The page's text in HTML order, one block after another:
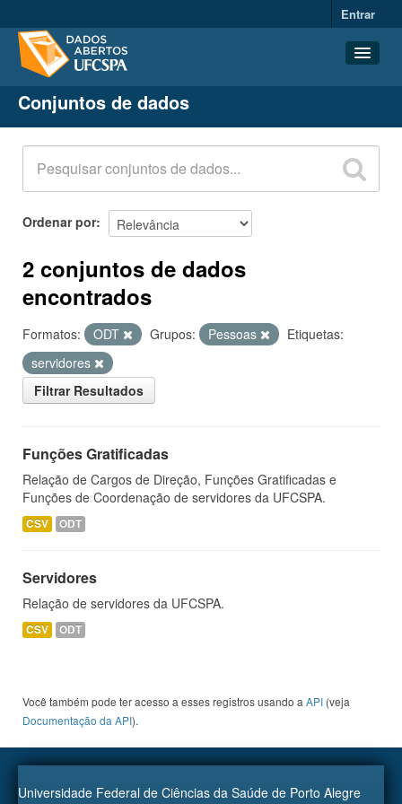
Entrar
Conjuntos de dados
Organizações
Grupos
Sobre
Conjuntos de dados
Ordenar por
2 conjuntos de dados
encontrados
Formatos: ODT Grupos: Pessoas
Etiquetas:
servidores
Filtrar Resultados
Funções Gratificadas
Relação de Cargos de Direção, Funções Gratificadas e
Funções de Coordenação de servidores da UFCSPA.
CSV ODT
Servidores
Relação de servidores da UFCSPA.
CSV ODT
Você também pode ter acesso a esses registros usando a API (veja
Documentação da API).
Universidade Federal de Ciências da Saúde de Porto Alegre